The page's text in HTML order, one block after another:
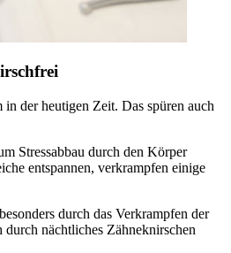
in der heutigen Zeit. Das spüren auch
Stressabbau durch den Körper
entspannen, verkrampfen einige
durch das Verkrampfen der
nächtliches Zähneknirschen